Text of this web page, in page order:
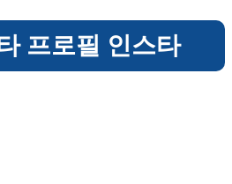
프로필 인스타